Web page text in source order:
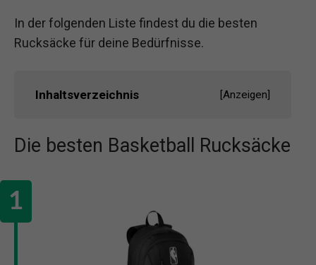
In der folgenden Liste findest du die besten
Rucksäcke für deine Bedürfnisse.
Inhaltsverzeichnis Anzeigen
Die besten Basketball Rucksäcke